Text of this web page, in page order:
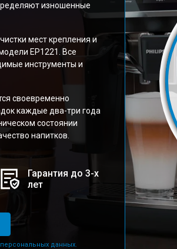
изношенные
мест крепления и
EP1221. Все
инструменты и
своевременно
каждые два-три года
состоянии
напитков.
Гарантия до 3-х
лет
персональных данных.